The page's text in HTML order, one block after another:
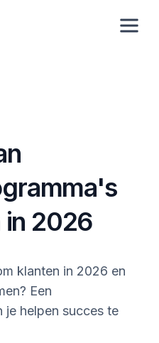
2026
klanten in 2026 en
Een
je helpen succes te